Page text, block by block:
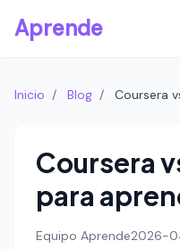
Aprende
Inicio / Blog / Coursera
Coursera
para
Equipo Aprende2026-